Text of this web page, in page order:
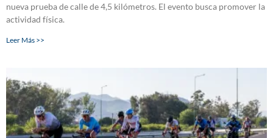
nueva prueba de calle de 4,5 kilómetros. El evento busca promover la
actividad física.
Leer Más >>